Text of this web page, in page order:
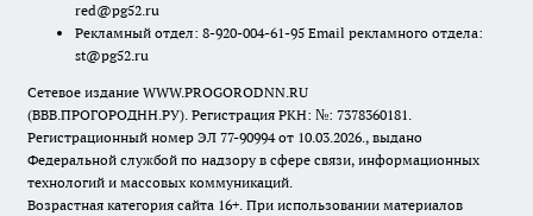
red@pg52.ru
Рекламный отдел: 8-920-004-61-95 Email рекламного отдела:
st@pg52.ru
Сетевое издание WWW.PROGORODNN.RU
(ВВВ.ПРОГОРОДНН.РУ). Регистрация РКН: №: 7378360181.
Регистрационный номер ЭЛ 77-90994 от 10.03.2026., выдано
Федеральной службой по надзору в сфере связи, информационных
технологий и массовых коммуникаций.
Возрастная категория сайта 16+. При использовании материалов